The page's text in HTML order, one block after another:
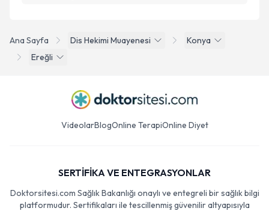
Ana Sayfa Dis Hekimi Muayenesi
Konya
Ereğli
VideolarBlogOnline TerapiOnline Diyet
SERTİFİKA VE ENTEGRASYONLAR
Doktorsitesi.com Sağlık Bakanlığı onaylı ve entegreli bir sağlık bilgi
platformudur. Sertifikaları ile tescillenmiş güvenilir altyapısıyla